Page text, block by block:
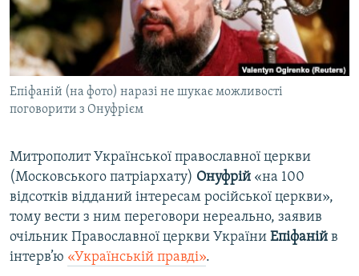
ВІДЕОУРОКИ «ELIFBE»
СВІДЧЕННЯ ОКУПАЦІЇ
УКРАЇНСЬКА ПРОБЛЕМА КРИМУ
ІНФОГРАФІКА
Русский
Qırımtatar
ДОЛУЧАЙСЯ!
Усі сайти RFE/RL
Епіфаній (на фото) наразі не шукає можливості
поговорити з Онуфрієм
Митрополит Української православної церкви
(Московського патріархату) Онуфрій «на 100
відсотків відданий інтересам російської церкви»,
тому вести з ним переговори нереально, заявив
очільник Православної церкви України Епіфаній в
інтерв’ю «Українській правді».